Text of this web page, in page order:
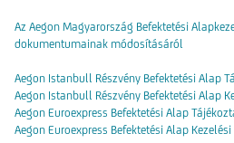
Az Aegon Magyarország Befektetési
dokumentumainak módosításáról
Aegon Istanbull Részvény Befektetési Alap
Aegon Istanbull Részvény Befektetési Alap
Aegon Euroexpress Befektetési Alap
Aegon Euroexpress Befektetési Alap